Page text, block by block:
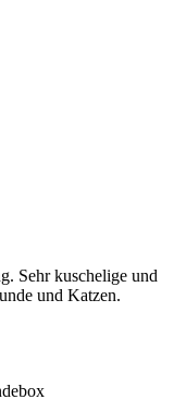
Sehr kuschelige und
und Katzen.